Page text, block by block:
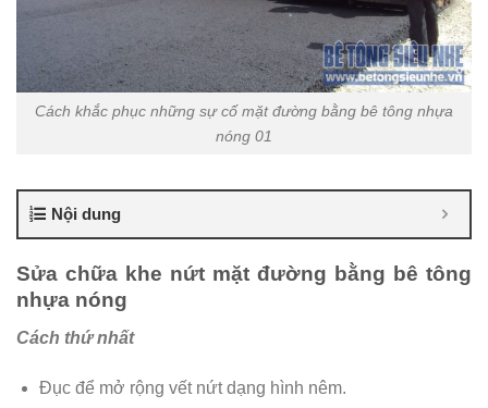
Cách khắc phục những sự cố mặt đường bằng bê tông nhựa
nóng 01
Nội dung
Sửa chữa khe nứt mặt đường bằng bê tông
nhựa nóng
Cách thứ nhất
Đục để mở rộng vết nứt dạng hình nêm.